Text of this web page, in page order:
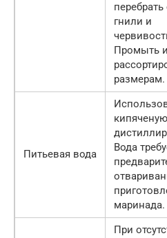
перебрать
гнили и
Промыть и
размерам.
Питьевая вода
Вода
маринада.
При